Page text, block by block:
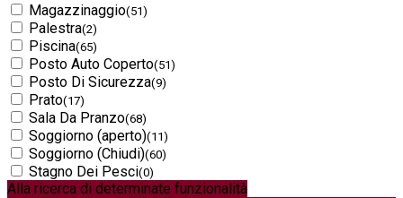
Magazzinaggio(51)
Palestra(2)
Piscina(65)
Posto Auto Coperto(51)
Posto Di Sicurezza(9)
Prato(17)
Sala Da Pranzo(68)
Soggiorno (aperto)(11)
Soggiorno (Chiudi)(60)
Stagno Dei Pesci(0)
Alla ricerca di determinate funzionalità